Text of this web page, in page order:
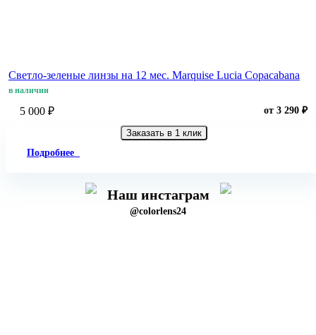
Светло-зеленые линзы на 12 мес. Marquise Lucia Copacabana
в наличии
5 000 ₽ от 3 290 ₽
Заказать в 1 клик
Подробнее
Наш инстаграм
@colorlens24